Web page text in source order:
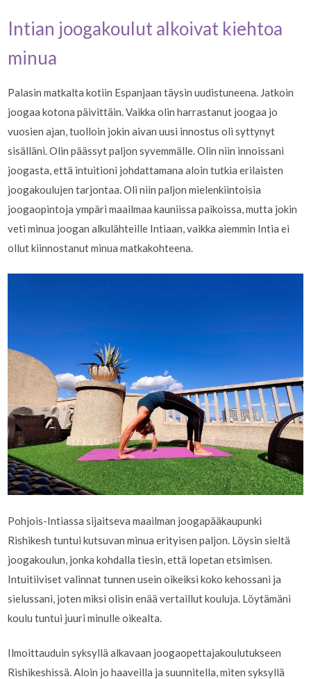
Intian joogakoulut alkoivat kiehtoa
minua
Palasin matkalta kotiin Espanjaan täysin uudistuneena. Jatkoin
joogaa kotona päivittäin. Vaikka olin harrastanut joogaa jo
vuosien ajan, tuolloin jokin aivan uusi innostus oli syttynyt
sisälläni. Olin päässyt paljon syvemmälle. Olin niin innoissani
joogasta, että intuitioni johdattamana aloin tutkia erilaisten
joogakoulujen tarjontaa. Oli niin paljon mielenkiintoisia
joogaopintoja ympäri maailmaa kauniissa paikoissa, mutta jokin
veti minua joogan alkulähteille Intiaan, vaikka aiemmin Intia ei
ollut kiinnostanut minua matkakohteena.
Pohjois-Intiassa sijaitseva maailman joogapääkaupunki
Rishikesh tuntui kutsuvan minua erityisen paljon. Löysin sieltä
joogakoulun, jonka kohdalla tiesin, että lopetan etsimisen.
Intuitiiviset valinnat tunnen usein oikeiksi koko kehossani ja
sielussani, joten miksi olisin enää vertaillut kouluja. Löytämäni
koulu tuntui juuri minulle oikealta.
Ilmoittauduin syksyllä alkavaan joogaopettajakoulutukseen
Rishikeshissä. Aloin jo haaveilla ja suunnitella, miten syksyllä